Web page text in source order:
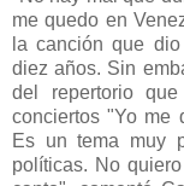
me quedo en
la canción que
diez años. Sin
del repertorio
conciertos "Yo me
Es un tema muy
políticas. No